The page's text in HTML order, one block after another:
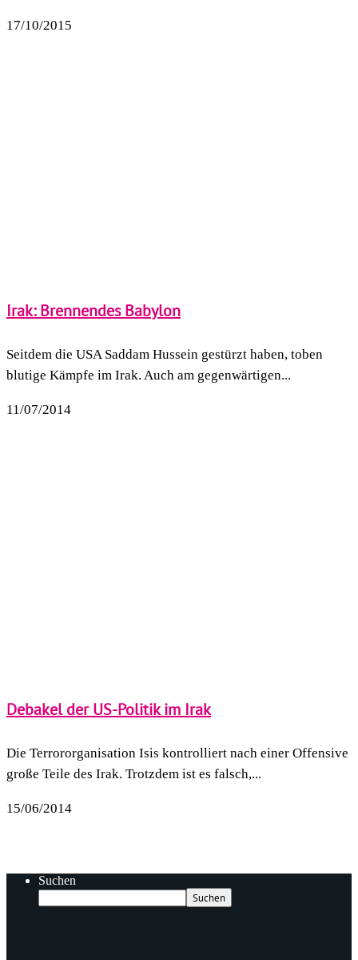
17/10/2015
Irak: Brennendes Babylon
Seitdem die USA Saddam Hussein gestürzt haben, toben
blutige Kämpfe im Irak. Auch am gegenwärtigen...
11/07/2014
Debakel der US-Politik im Irak
Die Terrororganisation Isis kontrolliert nach einer Offensive
große Teile des Irak. Trotzdem ist es falsch,...
15/06/2014
Suchen
Suchen